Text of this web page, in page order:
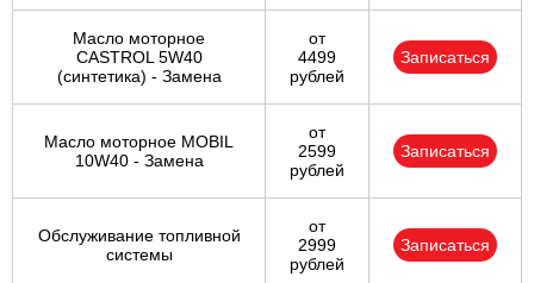
Масло моторное
CASTROL 5W40
(синтетика) - Замена
от
4499
рублей
Записаться
Масло моторное MOBIL
10W40 - Замена
от
2599
рублей
Записаться
Обслуживание топливной
системы
от
2999
рублей
Записаться